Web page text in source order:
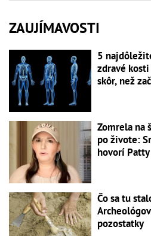
ZAUJÍMAVOSTI
5
zdravé
skôr, než
Zomrela na
po živote:
hovorí Patty
Čo sa tu
pozostatky